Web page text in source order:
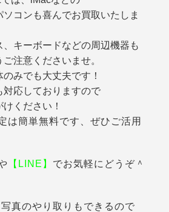
ソコンも喜んでお買取いたしま
、キーボードなどの周辺機器も
注意くださいませ。
みでも大丈夫です！
対応しておりますので
ください！
は簡単無料です、ぜひご活用
【LINE】 でお気軽にどうぞ＾
真のやり取りもできるので